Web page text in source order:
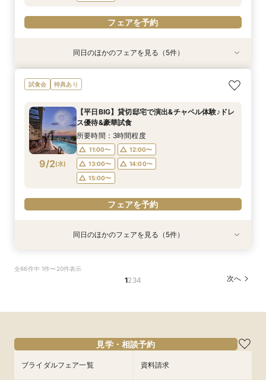
フェアを予約
特典あり 動画あり
8/30(日)
【お料理重視◎】シェフ渾身の豪華フレンチ試食
×貸切邸宅W体験
9:30〜
10:00〜
14:30〜
15:00〜
18:00〜
フェアを予約
特典あり
8/30(日)
【少人数で邸宅貸切】豪華コース試食＆10大特典
★wedding相談会
9:30〜
10:00〜
14:30〜
15:00〜
18:00〜
フェアを予約
特典あり
8/30(日)
初見学でも安心◎「即決なし」アップ額が少ない
新プラン×試食付
9:30〜
10:00〜
14:30〜
15:00〜
18:00〜
フェアを予約
特典あり
8/30(日)
【ペット婚に◎】大切なワンちゃんも一緒！貸切
会場で叶えよう
9:30〜
10:00〜
14:30〜
15:00〜
18:00〜
フェアを予約
8/30(日)
【遠方の方◎オンライン相談会】スマホで簡単！
豪華5大特典付き
11:00〜
12:00〜
16:00〜
17:00〜
フェアを予約
同日のほかのフェアを見る（5件）
試食会 特典あり
9/2(水)
【平日BIG】貸切邸宅で演出&チャペル体験♪ドレ
ス優待&豪華試食
所要時間：3時間程度
11:00〜
12:00〜
13:00〜
14:00〜
15:00〜
フェアを予約
特典あり
9/2
会場で叶えよう
特典あり
9/2
★wedding相談会
9/2
豪華5大特典付き
フェアを予約
特典あり
9/2
×貸切邸宅W体験
特典あり
9/2
新プラン×試食付
同日のほかのフェアを見る（5件）
全66件中 1件〜20件表示
1234 次へ
見学・相談予約
ブライダルフェア一覧 資料請求